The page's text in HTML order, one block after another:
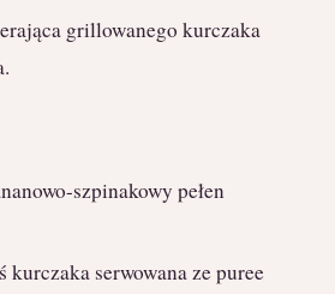
grillowanego kurczaka
szpinakowy pełen
serwowana ze puree